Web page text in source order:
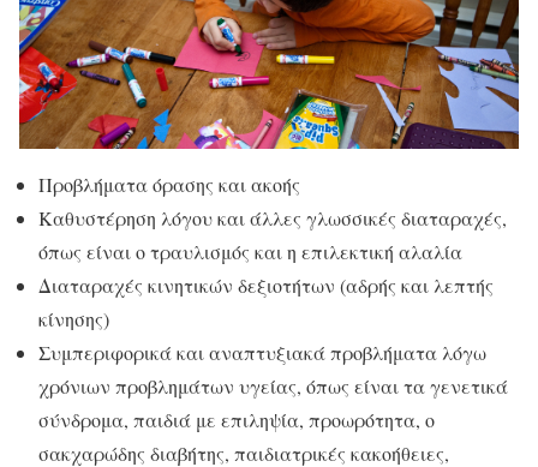
Προβλήματα όρασης και ακοής
Καθυστέρηση λόγου και άλλες γλωσσικές διαταραχές,
όπως είναι ο τραυλισμός και η επιλεκτική αλαλία
Διαταραχές κινητικών δεξιοτήτων (αδρής και λεπτής
κίνησης)
Συμπεριφορικά και αναπτυξιακά προβλήματα λόγω
χρόνιων προβλημάτων υγείας, όπως είναι τα γενετικά
σύνδρομα, παιδιά με επιληψία, προωρότητα, ο
σακχαρώδης διαβήτης, παιδιατρικές κακοήθειες,